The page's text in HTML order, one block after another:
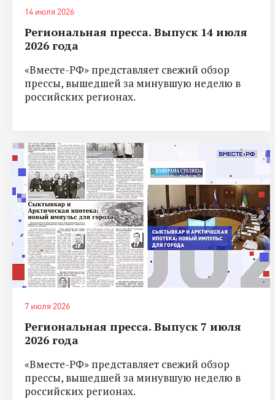
14 июля 2026
Региональная пресса. Выпуск 14 июля
2026 года
«Вместе-РФ» представляет свежий обзор
прессы, вышедшей за минувшую неделю в
российских регионах.
7 июля 2026
Региональная пресса. Выпуск 7 июля
2026 года
«Вместе-РФ» представляет свежий обзор
прессы, вышедшей за минувшую неделю в
российских регионах.